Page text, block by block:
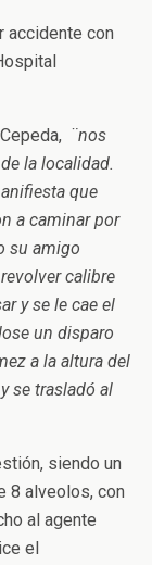
accidente con
¨nos
la localidad.
que
a caminar por
su amigo
calibre
y se le cae el
un disparo
a la altura del
se trasladó al
siendo un
8 alveolos, con
al agente
el